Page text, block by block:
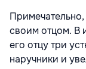
своим отцом. В
его отцу три
наручники и